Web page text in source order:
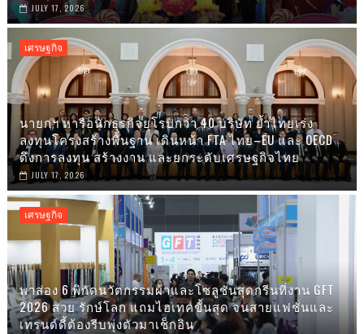
JULY 17, 2026
เศรษฐกิจ
นายกฯ หารือนักธุรกิจยุโรปกว่า 40 บริษัท ย้ำไทยเร่ง
ลงทุนโครงสร้างพื้นฐาน เดินหน้า FTA ไทย–EU และ OECD
ดึงการลงทุน สร้างงาน และยกระดับเศรษฐกิจไทย
JULY 17, 2026
เศรษฐกิจ
พาส่อง 6 พิกัดนวัตกรรมผ้าและโซลูชันสุดกรีนที่งาน GFT
2026 สวย รักษ์โลก แถมไฮเทคขั้นสุด จนสายแฟชั่นและ
เทรนด์ดี้ต้องรีบพุ่งตัวมาเช็กอิน